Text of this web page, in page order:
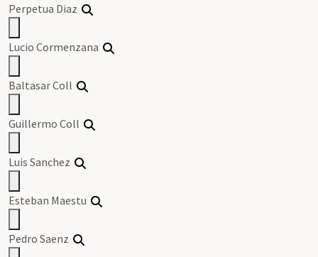
Perpetua Diaz
Lucio Cormenzana
Baltasar Coll
Guillermo Coll
Luis Sanchez
Esteban Maestu
Pedro Saenz